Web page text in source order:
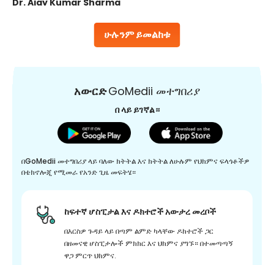
ሁሉንም ይመልከቱ
Dr. Ajay Kumar Sharma
አውርድGoMedii መተግበሪያ
በ ላይ ይገኛል።
በGoMedii መተግበሪያ ላይ ባለው ክትትል እና ክትትል ለሁሉም የህክምና ፍላጎቶችዎ
በቴክኖሎጂ የሚመራ የአንድ ጊዜ መፍትሄ።
ከፍተኛ ሆስፒታል እና ዶክተሮች አውታረ መረቦች
በእርስዎ ጉዳይ ላይ በጣም ልምድ ካላቸው ዶክተሮች ጋር
በዘመናዊ ሆስፒታሎች ምክክር እና ህክምና ያግኙ። በተመጣጣኝ
ዋጋ ምርጥ ህክምና.